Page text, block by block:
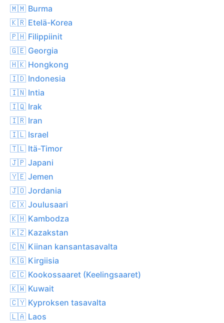
🇲🇲 Burma
🇰🇷 Etelä-Korea
🇵🇭 Filippiinit
🇬🇪 Georgia
🇭🇰 Hongkong
🇮🇩 Indonesia
🇮🇳 Intia
🇮🇶 Irak
🇮🇷 Iran
🇮🇱 Israel
🇹🇱 Itä-Timor
🇯🇵 Japani
🇾🇪 Jemen
🇯🇴 Jordania
🇨🇽 Joulusaari
🇰🇭 Kambodza
🇰🇿 Kazakstan
🇨🇳 Kiinan kansantasavalta
🇰🇬 Kirgiisia
🇨🇨 Kookossaaret (Keelingsaaret)
🇰🇼 Kuwait
🇨🇾 Kyproksen tasavalta
🇱🇦 Laos